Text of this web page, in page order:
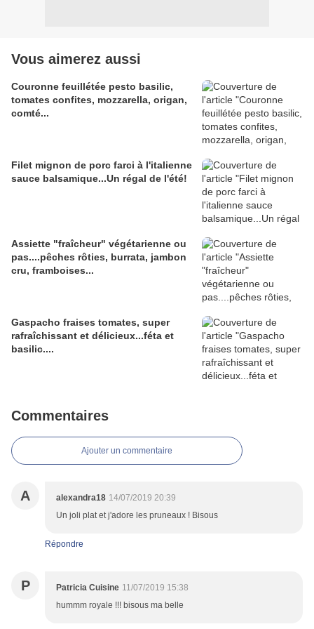
Vous aimerez aussi
Couronne feuillétée pesto basilic,
tomates confites, mozzarella, origan,
comté...
Filet mignon de porc farci à l'italienne
sauce balsamique...Un régal de l'été!
Assiette "fraîcheur" végétarienne ou
pas....pêches rôties, burrata, jambon
cru, framboises...
Gaspacho fraises tomates, super
rafraîchissant et délicieux...féta et
basilic....
Commentaires
Ajouter un commentaire
A alexandra18 14/07/2019 20:39
Un joli plat et j'adore les pruneaux ! Bisous
Répondre
P Patricia Cuisine 11/07/2019 15:38
hummm royale !!! bisous ma belle